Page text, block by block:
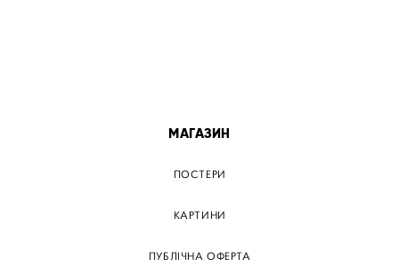
МАГАЗИН
ПОСТЕРИ
КАРТИНИ
ПУБЛІЧНА ОФЕРТА